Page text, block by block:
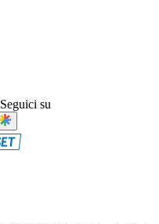
Seguici su